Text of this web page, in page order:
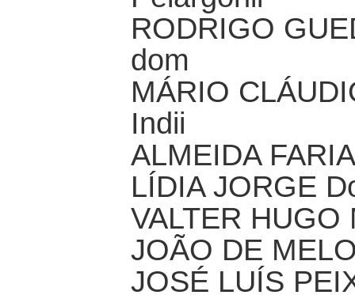
RODRIGO
dom
MÁRIO
Indii
ALMEIDA
LÍDIA JORGE
VALTER
JOÃO DE
JOSÉ LUÍS